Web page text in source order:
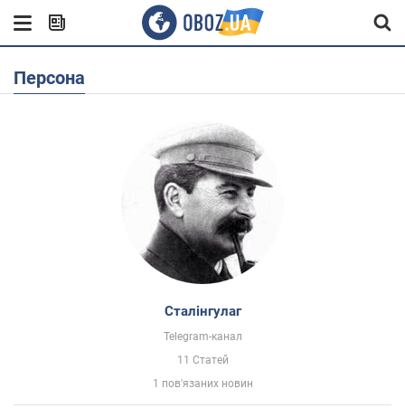
Персона
Сталінгулаг
Telegram-канал
11 Статей
1 пов'язаних новин